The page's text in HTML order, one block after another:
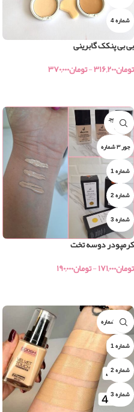
شماره 4
بی بی پنکک گابرینی
تومان۳۱۶,۲۰۰-تومان۳۷۰,۰۰۰
اتمام موج
ودی
جور ۳ شماره
شماره 1
شماره 2
شماره 3
کرمپودر دوسه تخت
تومان۱۷۱,۰۰۰-تومان۱۹۰,۰۰۰
جور ۳ شماره
شماره 1
شماره 2
شماره 3